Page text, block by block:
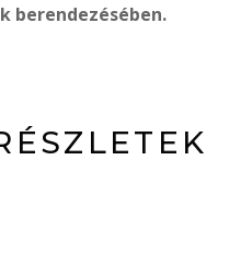
berendezésében.